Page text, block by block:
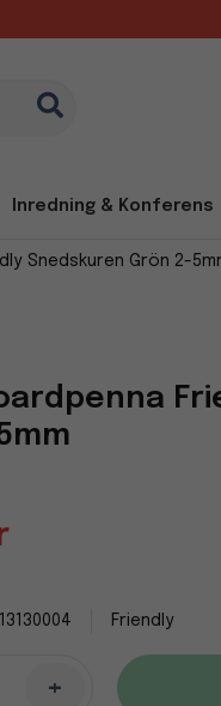
Inredning & Konferens
Snedskuren Grön 2-
13130004 Friendly
+